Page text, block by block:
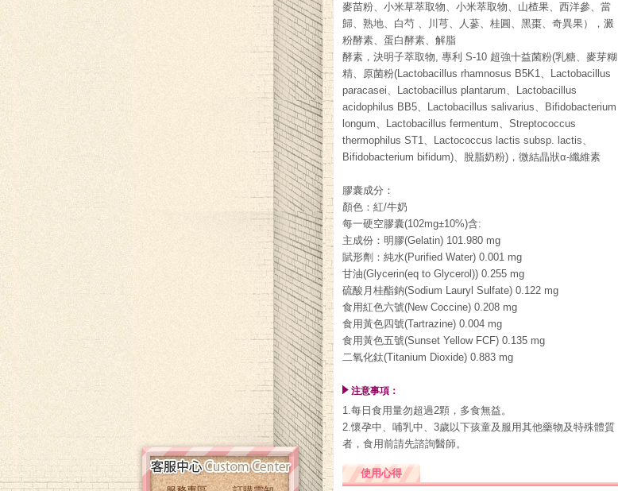
麥苗粉、小米草萃取物、小米萃取物、山楂果、西洋參、當
歸、熟地、白芍 、川芎、人蔘、桂圓、黑棗、奇異果），澱
粉酵素、蛋白酵素、解脂
酵素，決明子萃取物, 專利 S-10 超強十益菌粉(乳糖、麥芽糊
精、原菌粉(Lactobacillus rhamnosus B5K1、Lactobacillus
paracasei、Lactobacillus plantarum、Lactobacillus
acidophilus BB5、Lactobacillus salivarius、Bifidobacterium
longum、Lactobacillus fermentum、Streptococcus
thermophilus ST1、Lactococcus lactis subsp. lactis、
Bifidobacterium bifidum)、脫脂奶粉)，微結晶狀α-纖維素
膠囊成分：
顏色：紅/牛奶
每一硬空膠囊(102mg±10%)含:
主成份：明膠(Gelatin) 101.980 mg
賦形劑：純水(Purified Water) 0.001 mg
甘油(Glycerin(eq to Glycerol)) 0.255 mg
硫酸月桂酯鈉(Sodium Lauryl Sulfate) 0.122 mg
食用紅色六號(New Coccine) 0.208 mg
食用黃色四號(Tartrazine) 0.004 mg
食用黃色五號(Sunset Yellow FCF) 0.135 mg
二氧化鈦(Titanium Dioxide) 0.883 mg
注意事項：
1.每日食用量勿超過2顆，多食無益。
2.懷孕中、哺乳中、3歲以下孩童及服用其他藥物及特殊體質
者，食用前請先諮詢醫師。
使用心得